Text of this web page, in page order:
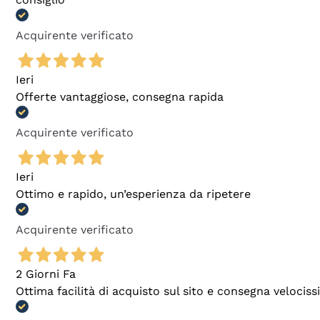
Acquirente verificato
Ieri
Offerte vantaggiose, consegna rapida
Acquirente verificato
Ieri
Ottimo e rapido, un’esperienza da ripetere
Acquirente verificato
2 Giorni Fa
Ottima facilità di acquisto sul sito e consegna